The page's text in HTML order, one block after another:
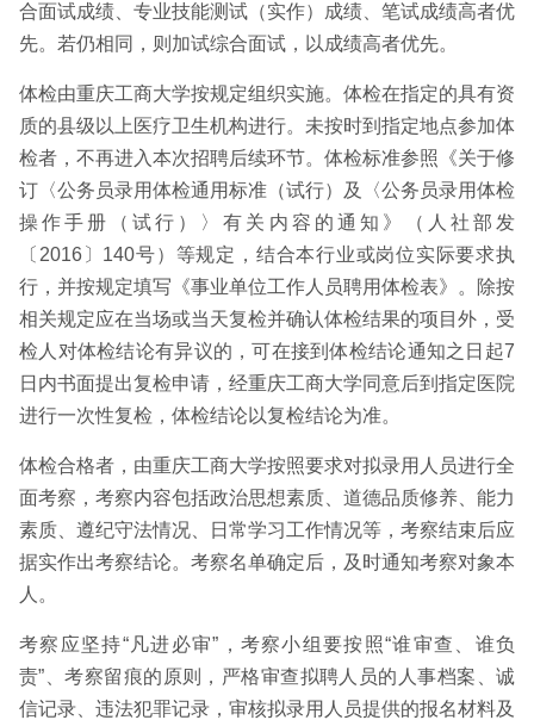
合面试成绩、专业技能测试（实作）成绩、笔试成绩高者优
先。若仍相同，则加试综合面试，以成绩高者优先。
体检由重庆工商大学按规定组织实施。体检在指定的具有资
质的县级以上医疗卫生机构进行。未按时到指定地点参加体
检者，不再进入本次招聘后续环节。体检标准参照《关于修
订〈公务员录用体检通用标准（试行）及〈公务员录用体检
操作手册（试行）〉有关内容的通知》（人社部发
〔2016〕140号）等规定，结合本行业或岗位实际要求执
行，并按规定填写《事业单位工作人员聘用体检表》。除按
相关规定应在当场或当天复检并确认体检结果的项目外，受
检人对体检结论有异议的，可在接到体检结论通知之日起7
日内书面提出复检申请，经重庆工商大学同意后到指定医院
进行一次性复检，体检结论以复检结论为准。
体检合格者，由重庆工商大学按照要求对拟录用人员进行全
面考察，考察内容包括政治思想素质、道德品质修养、能力
素质、遵纪守法情况、日常学习工作情况等，考察结束后应
据实作出考察结论。考察名单确定后，及时通知考察对象本
人。
考察应坚持“凡进必审”，考察小组要按照“谁审查、谁负
责”、考察留痕的原则，严格审查拟聘人员的人事档案、诚
信记录、违法犯罪记录，审核拟录用人员提供的报名材料及